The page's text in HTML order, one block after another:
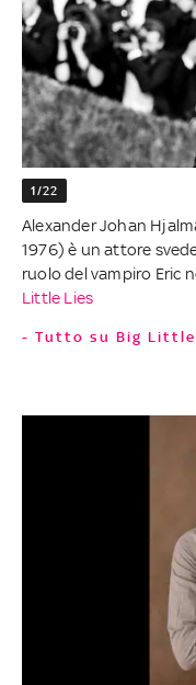
1/22
Alexander Johan
1976) è un attore
ruolo del vampiro Eric
Little Lies
- Tutto su Big